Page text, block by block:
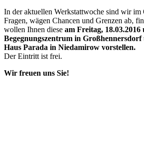
In der aktuellen Werkstattwoche sind wir im
Fragen, wägen Chancen und Grenzen ab,
wollen Ihnen diese am Freitag, 18.03.2016
Begegnungszentrum in
Haus Parada in Niedamirow vorstellen.
Der Eintritt ist frei.
Wir freuen uns Sie!